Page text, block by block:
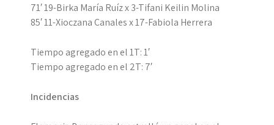
71′ 19-Birka María Ruíz x 3-Tifani Keilin Molina
85′ 11-Xioczana Canales x 17-Fabiola Herrera
Tiempo agregado en el 1T: 1′
Tiempo agregado en el 2T: 7′
Incidencias